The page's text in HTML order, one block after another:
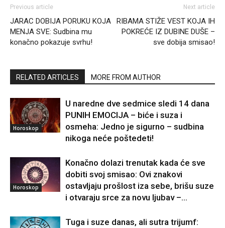
Previous article
JARAC DOBIJA PORUKU KOJA
MENJA SVE: Sudbina mu
konačno pokazuje svrhu!
Next article
RIBAMA STIŽE VEST KOJA IH
POKREĆE IZ DUBINE DUŠE –
sve dobija smisao!
RELATED ARTICLES MORE FROM AUTHOR
Horoskop
U naredne dve sedmice sledi 14 dana
PUNIH EMOCIJA – biće i suza i
osmeha: Jedno je sigurno – sudbina
nikoga neće poštedeti!
Horoskop
Konačno dolazi trenutak kada će sve
dobiti svoj smisao: Ovi znakovi
ostavljaju prošlost iza sebe, brišu suze
i otvaraju srce za novu ljubav –...
Tuga i suze danas, ali sutra trijumf: